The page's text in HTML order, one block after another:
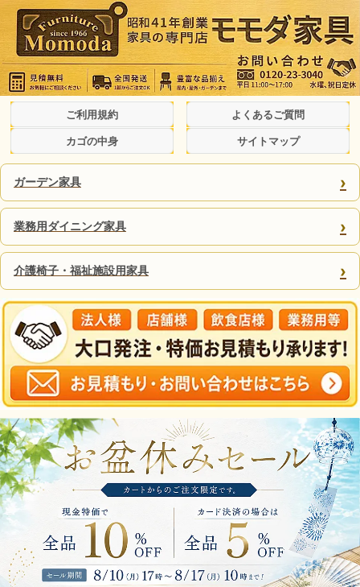
ご利用規約 よくあるご質問
カゴの中身 サイトマップ
ガーデン家具 ›
業務用ダイニング家具 ›
介護椅子・福祉施設用家具 ›